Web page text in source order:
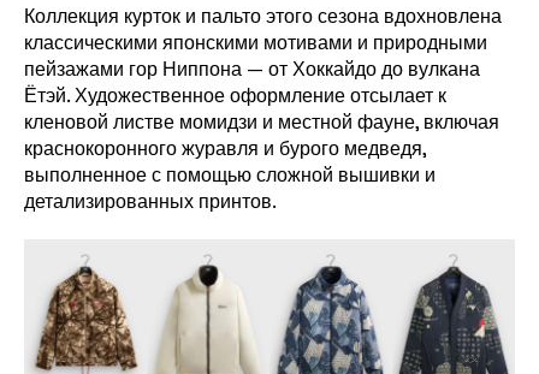
Коллекция курток и пальто этого сезона вдохновлена
классическими японскими мотивами и природными
пейзажами гор Ниппона — от Хоккайдо до вулкана
Ётэй. Художественное оформление отсылает к
кленовой листве момидзи и местной фауне, включая
краснокоронного журавля и бурого медведя,
выполненное с помощью сложной вышивки и
детализированных принтов.